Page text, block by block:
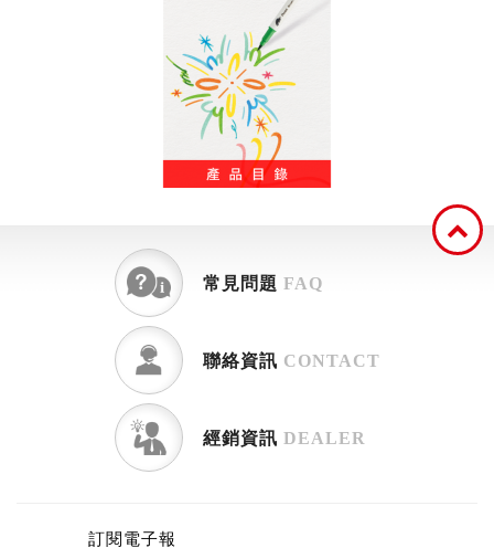
常見問題 FAQ
聯絡資訊 CONTACT
經銷資訊 DEALER
訂閱電子報